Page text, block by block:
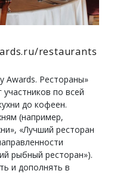
restaurants
Awards. Рестораны»
по всей
до кофеен.
(например,
«Лучший ресторан
рыбный ресторан»).
и дополнять в